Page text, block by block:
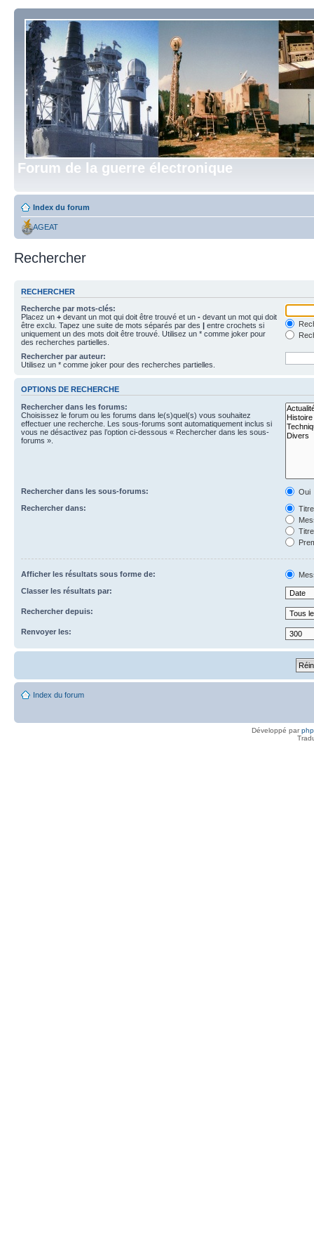
Forum de la guerre électronique
Index du forum
AGEAT
Rechercher
RECHERCHER
Recherche par mots-clés:
Placez un + devant un mot qui doit être trouvé et un - devant un mot qui doit
être exclu. Tapez une suite de mots séparés par des | entre crochets si
uniquement un des mots doit être trouvé. Utilisez un * comme joker pour
des recherches partielles.
Rechercher par auteur:
Utilisez un * comme joker pour des recherches partielles.
OPTIONS DE RECHERCHE
Rechercher dans les forums:
Choisissez le forum ou les forums dans le(s)quel(s) vous souhaitez
effectuer une recherche. Les sous-forums sont automatiquement inclus si
vous ne désactivez pas l’option ci-dessous « Rechercher dans les sous-
forums ».
Rechercher dans les sous-forums:
Oui
Rechercher dans:
Afficher les résultats sous forme de:
Classer les résultats par:
Rechercher depuis:
Renvoyer les:
Index du forum
Développé par